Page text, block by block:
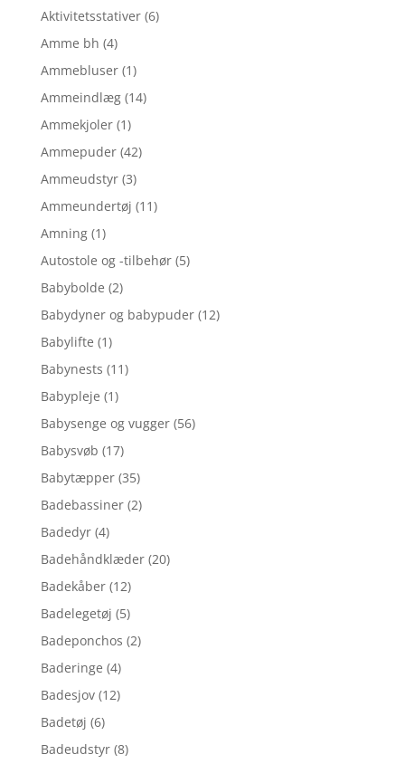
Aktivitetsstativer (6)
Amme bh (4)
Ammebluser (1)
Ammeindlæg (14)
Ammekjoler (1)
Ammepuder (42)
Ammeudstyr (3)
Ammeundertøj (11)
Amning (1)
Autostole og -tilbehør (5)
Babybolde (2)
Babydyner og babypuder (12)
Babylifte (1)
Babynests (11)
Babypleje (1)
Babysenge og vugger (56)
Babysvøb (17)
Babytæpper (35)
Badebassiner (2)
Badedyr (4)
Badehåndklæder (20)
Badekåber (12)
Badelegetøj (5)
Badeponchos (2)
Baderinge (4)
Badesjov (12)
Badetøj (6)
Badeudstyr (8)